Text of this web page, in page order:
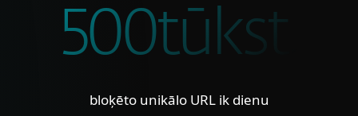
500tūkst.
bloķēto unikālo URL ik dienu